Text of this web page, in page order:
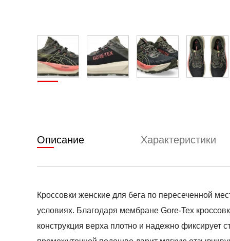
Описание Характеристики
Кроссовки женские для бега по пересеченной
условиях. Благодаря мембране Gore-Tex
конструкция верха плотно и надежно фиксирует